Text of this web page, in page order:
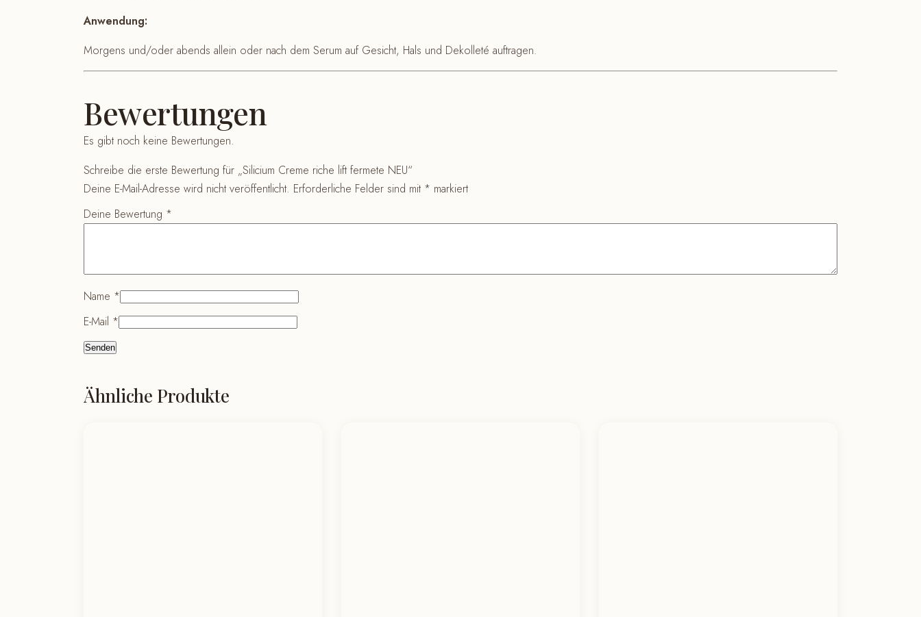
Anwendung:
Morgens und/oder abends allein oder nach dem Serum auf Gesicht, Hals und Dekolleté auftragen.
Bewertungen
Es gibt noch keine Bewertungen.
Schreibe die erste Bewertung für „Silicium Creme riche lift fermete NEU“
Deine E-Mail-Adresse wird nicht veröffentlicht. Erforderliche Felder sind mit * markiert
Deine Bewertung *
Name *
E-Mail *
Ähnliche Produkte